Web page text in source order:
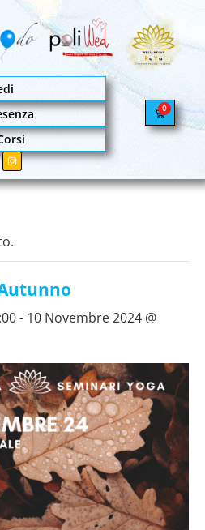
0
- 10 Novembre 2024 @